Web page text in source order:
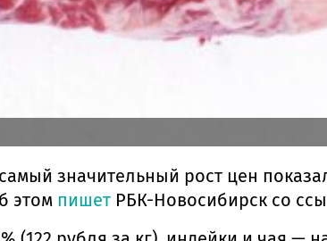
значительный рост цен
этом пишет РБК-Новосибирск со